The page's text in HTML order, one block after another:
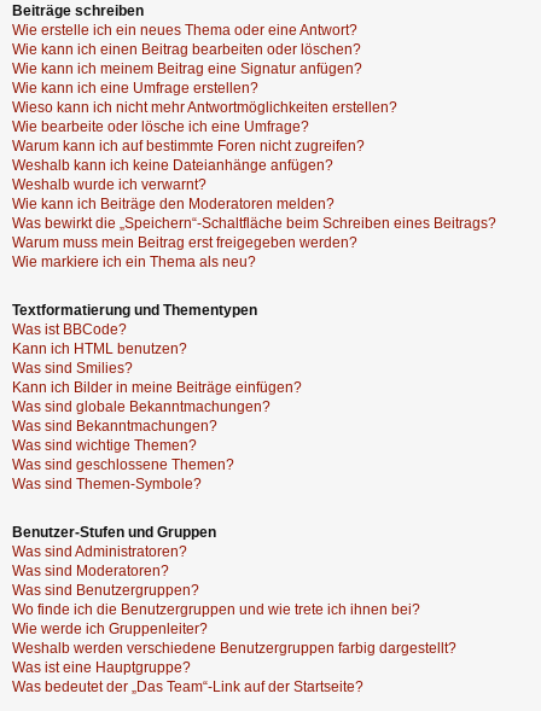
Beiträge schreiben
Wie erstelle ich ein neues Thema oder eine Antwort?
Wie kann ich einen Beitrag bearbeiten oder löschen?
Wie kann ich meinem Beitrag eine Signatur anfügen?
Wie kann ich eine Umfrage erstellen?
Wieso kann ich nicht mehr Antwortmöglichkeiten erstellen?
Wie bearbeite oder lösche ich eine Umfrage?
Warum kann ich auf bestimmte Foren nicht zugreifen?
Weshalb kann ich keine Dateianhänge anfügen?
Weshalb wurde ich verwarnt?
Wie kann ich Beiträge den Moderatoren melden?
Was bewirkt die „Speichern“-Schaltfläche beim Schreiben eines Beitrags?
Warum muss mein Beitrag erst freigegeben werden?
Wie markiere ich ein Thema als neu?
Textformatierung und Thementypen
Was ist BBCode?
Kann ich HTML benutzen?
Was sind Smilies?
Kann ich Bilder in meine Beiträge einfügen?
Was sind globale Bekanntmachungen?
Was sind Bekanntmachungen?
Was sind wichtige Themen?
Was sind geschlossene Themen?
Was sind Themen-Symbole?
Benutzer-Stufen und Gruppen
Was sind Administratoren?
Was sind Moderatoren?
Was sind Benutzergruppen?
Wo finde ich die Benutzergruppen und wie trete ich ihnen bei?
Wie werde ich Gruppenleiter?
Weshalb werden verschiedene Benutzergruppen farbig dargestellt?
Was ist eine Hauptgruppe?
Was bedeutet der „Das Team“-Link auf der Startseite?